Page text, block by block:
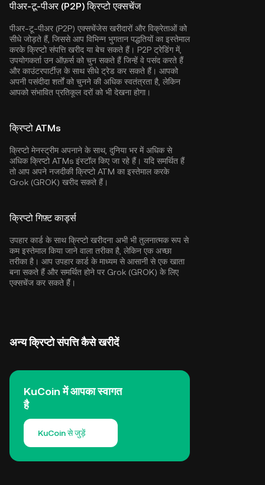
पीअर-टू-पीअर (P2P) क्रिप्टो एक्सचेंज
पीअर-टू-पीअर (P2P) एक्सचेंजेस खरीदारों और विक्रेताओं को
सीधे जोड़ते हैं, जिससे आप विभिन्न भुगतान पद्धतियों का इस्तेमाल
करके क्रिप्टो संपत्ति खरीद या बेच सकते हैं। P2P ट्रेडिंग में,
उपयोगकर्ता उन ऑफ़र्स को चुन सकते हैं जिन्हें वे पसंद करते हैं
और काउंटरपार्टीज़ के साथ सीधे ट्रेड कर सकते हैं। आपको
अपनी पसंदीदा शर्तों को चुनने की अधिक स्वतंत्रता है, लेकिन
आपको संभावित प्रतिकूल दरों को भी देखना होगा।
क्रिप्टो ATMs
क्रिप्टो मेनस्ट्रीम अपनाने के साथ, दुनिया भर में अधिक से
अधिक क्रिप्टो ATMs इंस्टॉल किए जा रहे हैं। यदि समर्थित हैं
तो आप अपने नजदीकी क्रिप्टो ATM का इस्तेमाल करके
Grok (GROK) खरीद सकते हैं।
क्रिप्टो गिफ़्ट कार्ड्स
उपहार कार्ड के साथ क्रिप्टो खरीदना अभी भी तुलनात्मक रूप से
कम इस्तेमाल किया जाने वाला तरीका है, लेकिन एक अच्छा
तरीका है। आप उपहार कार्ड के माध्यम से आसानी से एक खाता
बना सकते हैं और समर्थित होने पर Grok (GROK) के लिए
एक्सचेंज कर सकते हैं।
अन्य क्रिप्टो संपत्ति कैसे खरीदें
KuCoin में आपका स्वागत
है
KuCoin से जुड़ें